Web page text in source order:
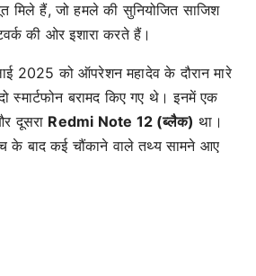
हैं, जो हमले की सुनियोजित साजिश
की ओर इशारा करते हैं।
2025 को ऑपरेशन महादेव के दौरान मारे
स्मार्टफोन बरामद किए गए थे। इनमें एक
दूसरा Redmi Note 12 (ब्लैक) था।
के बाद कई चौंकाने वाले तथ्य सामने आए